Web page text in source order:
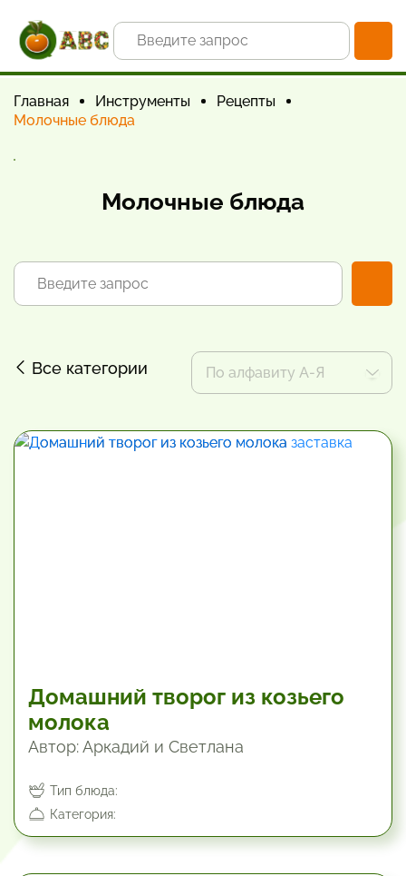
Главная Инструменты
Рецепты
Молочные блюда
Молочные блюда
Все категории По алфавиту А-Я
По алфавиту А-Я
Домашний творог из козьего
молока
Автор: Аркадий и Светлана
Тип блюда:
Категория: